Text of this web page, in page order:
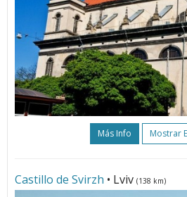
Más Info Mostrar
Castillo de Svirzh • Lviv (138 km)